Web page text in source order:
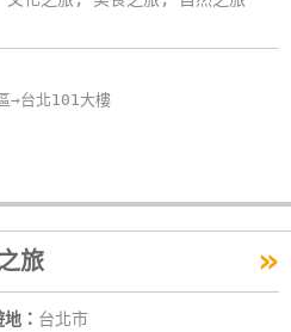
→台北101大樓
旅 »
： 台北市